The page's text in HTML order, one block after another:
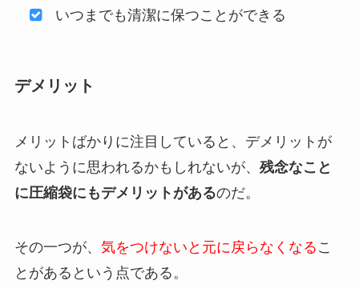
いつまでも清潔に保つことができる
デメリット
メリットばかりに注目していると、デメリットが
ないように思われるかもしれないが、 残念なこと
に圧縮袋にもデメリットがあるのだ。
その一つが、 気をつけないと元に戻らなくなる こ
とがあるという点である。